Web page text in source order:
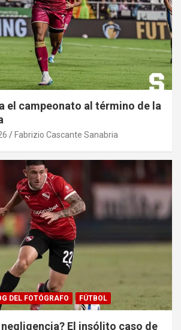
el campeonato al término de la
Fabrizio Cascante Sanabria
DEL FOTÓGRAFO FÚTBOL
El insólito caso de